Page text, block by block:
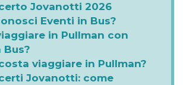
Jovanotti 2026
Eventi in Bus?
in Pullman con
Bus?
viaggiare in Pullman?
Jovanotti: come